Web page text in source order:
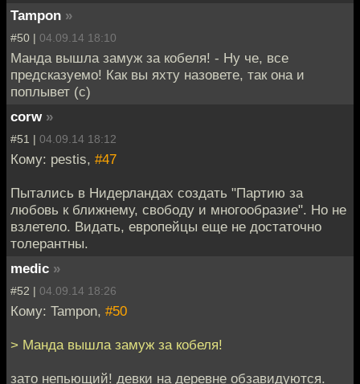
Tampon »
#50 | 04.09.14 18:10
Манда вышла замуж за кобеля! - Ну че, все
предсказуемо! Как вы яхту назовете, так она и
поплывет (с)
corw »
#51 | 04.09.14 18:12
Кому: pestis, #47
Пытались в Нидерландах создать "Партию за
любовь к ближнему, свободу и многообразие". Но не
взлетело. Видать, европейцы еще не достаточно
толерантны.
medic »
#52 | 04.09.14 18:26
Кому: Tampon, #50
> Манда вышла замуж за кобеля!
зато непьющий! девки на деревне обзавидуются.